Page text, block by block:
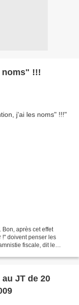
noms" !!!
Bon, après cet effet
!" doivent penser les
fiscale, dit le
JT de 20